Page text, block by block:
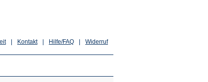
Widerruf
Hilfe/FAQ
Kontakt